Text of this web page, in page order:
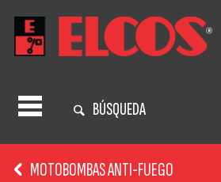
BÚSQUEDA
MOTOBOMBAS ANTI-FUEGO